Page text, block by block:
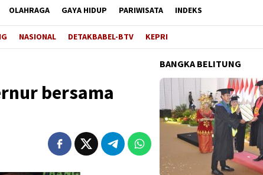
OLAHRAGA GAYA HIDUP PARIWISATA INDEKS
NASIONAL DETAKBABEL-BTV KEPRI
bersama
BANGKA BELITUNG